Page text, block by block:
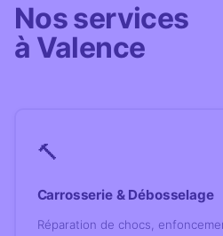
Nos services
à Valence
🔨
Carrosserie & Débosselage
Réparation de chocs,